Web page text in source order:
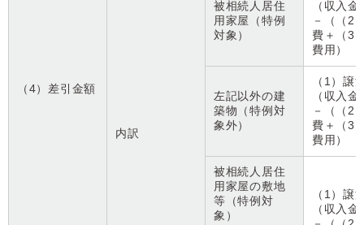
（4）差引金額
内訳
被相続人居住
用家屋（特例
対象）
（収入
－（（2
費＋（3
費用）
左記以外の建
築物（特例対
象外）
（1）譲
（収入
－（（2
費＋（3
費用）
被相続人居住
用家屋の敷地
等（特例対
象）
（1）譲
（収入